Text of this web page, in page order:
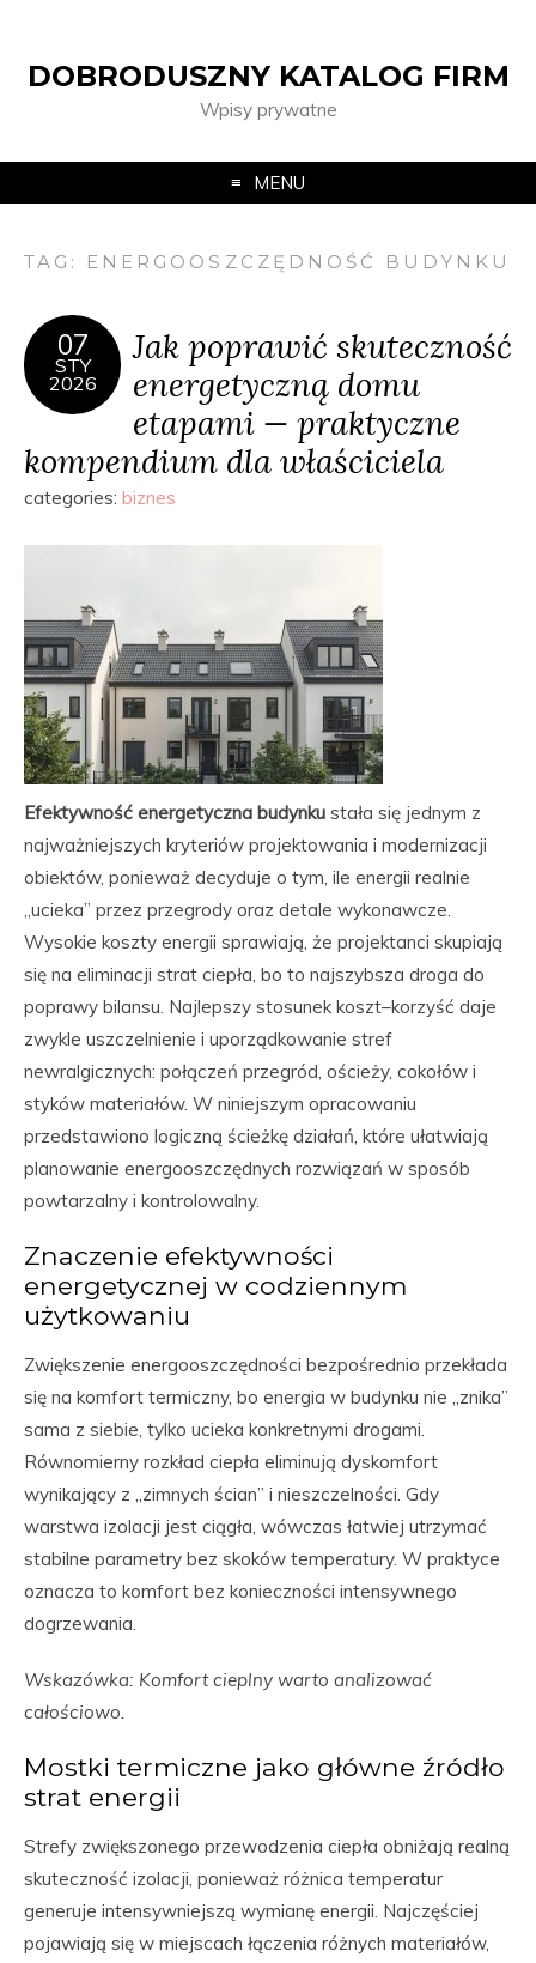
DOBRODUSZNY KATALOG FIRM
Wpisy prywatne
MENU
TAG: ENERGOOSZCZĘDNOŚĆ BUDYNKU
07
STY
2026
Jak poprawić skuteczność
energetyczną domu
etapami — praktyczne
kompendium dla właściciela
categories: biznes
Efektywność energetyczna budynku stała się jednym z
najważniejszych kryteriów projektowania i modernizacji
obiektów, ponieważ decyduje o tym, ile energii realnie
„ucieka” przez przegrody oraz detale wykonawcze.
Wysokie koszty energii sprawiają, że projektanci skupiają
się na eliminacji strat ciepła, bo to najszybsza droga do
poprawy bilansu. Najlepszy stosunek koszt–korzyść daje
zwykle uszczelnienie i uporządkowanie stref
newralgicznych: połączeń przegród, ościeży, cokołów i
styków materiałów. W niniejszym opracowaniu
przedstawiono logiczną ścieżkę działań, które ułatwiają
planowanie energooszczędnych rozwiązań w sposób
powtarzalny i kontrolowalny.
Znaczenie efektywności
energetycznej w codziennym
użytkowaniu
Zwiększenie energooszczędności bezpośrednio przekłada
się na komfort termiczny, bo energia w budynku nie „znika”
sama z siebie, tylko ucieka konkretnymi drogami.
Równomierny rozkład ciepła eliminują dyskomfort
wynikający z „zimnych ścian” i nieszczelności. Gdy
warstwa izolacji jest ciągła, wówczas łatwiej utrzymać
stabilne parametry bez skoków temperatury. W praktyce
oznacza to komfort bez konieczności intensywnego
dogrzewania.
Wskazówka: Komfort cieplny warto analizować
całościowo.
Mostki termiczne jako główne źródło
strat energii
Strefy zwiększonego przewodzenia ciepła obniżają realną
skuteczność izolacji, ponieważ różnica temperatur
generuje intensywniejszą wymianę energii. Najczęściej
pojawiają się w miejscach łączenia różnych materiałów,